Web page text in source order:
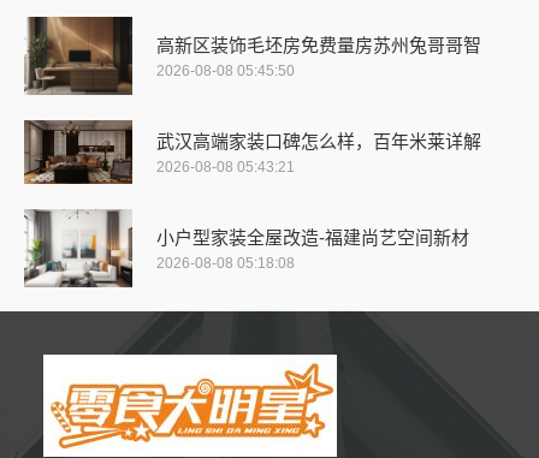
高新区装饰毛坯房免费量房苏州兔哥哥智
2026-08-08 05:45:50
武汉高端家装口碑怎么样，百年米莱详解
2026-08-08 05:43:21
小户型家装全屋改造-福建尚艺空间新材
2026-08-08 05:18:08